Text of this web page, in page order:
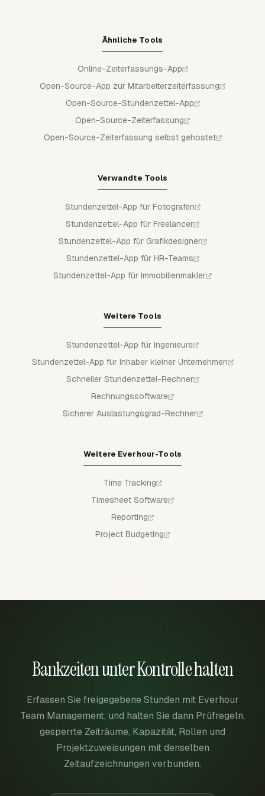
Ähnliche Tools
Online-Zeiterfassungs-App
Open-Source-App zur Mitarbeiterzeiterfassung
Open-Source-Stundenzettel-App
Open-Source-Zeiterfassung
Open-Source-Zeiterfassung selbst gehostet
Verwandte Tools
Stundenzettel-App für Fotografen
Stundenzettel-App für Freelancer
Stundenzettel-App für Grafikdesigner
Stundenzettel-App für HR-Teams
Stundenzettel-App für Immobilienmakler
Weitere Tools
Stundenzettel-App für Ingenieure
Stundenzettel-App für Inhaber kleiner Unternehmen
Schneller Stundenzettel-Rechner
Rechnungssoftware
Sicherer Auslastungsgrad-Rechner
Weitere Everhour-Tools
Time Tracking
Timesheet Software
Reporting
Project Budgeting
Bankzeiten unter Kontrolle halten
Erfassen Sie freigegebene Stunden mit Everhour
Team Management, und halten Sie dann Prüfregeln,
gesperrte Zeiträume, Kapazität, Rollen und
Projektzuweisungen mit denselben
Zeitaufzeichnungen verbunden.